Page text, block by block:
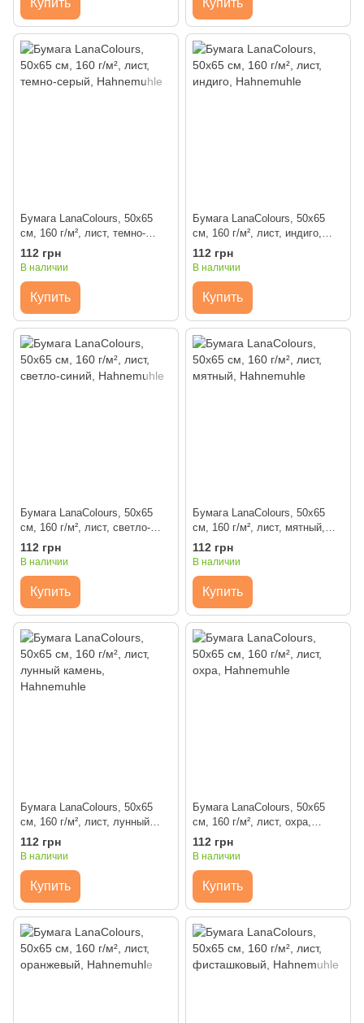
Бумага LanaColours, 50x65
см, 160 г/м², лист, темно-
серый, Hahnemuhle
112 грн
В наличии
Купить
Бумага LanaColours, 50x65
см, 160 г/м², лист, индиго,
Hahnemuhle
112 грн
В наличии
Купить
Бумага LanaColours, 50x65
см, 160 г/м², лист, светло-
синий, Hahnemuhle
112 грн
В наличии
Купить
Бумага LanaColours, 50x65
см, 160 г/м², лист, мятный,
Hahnemuhle
112 грн
В наличии
Купить
Бумага LanaColours, 50x65
см, 160 г/м², лист, лунный
камень, Hahnemuhle
112 грн
В наличии
Купить
Бумага LanaColours, 50x65
см, 160 г/м², лист, охра,
Hahnemuhle
112 грн
В наличии
Купить